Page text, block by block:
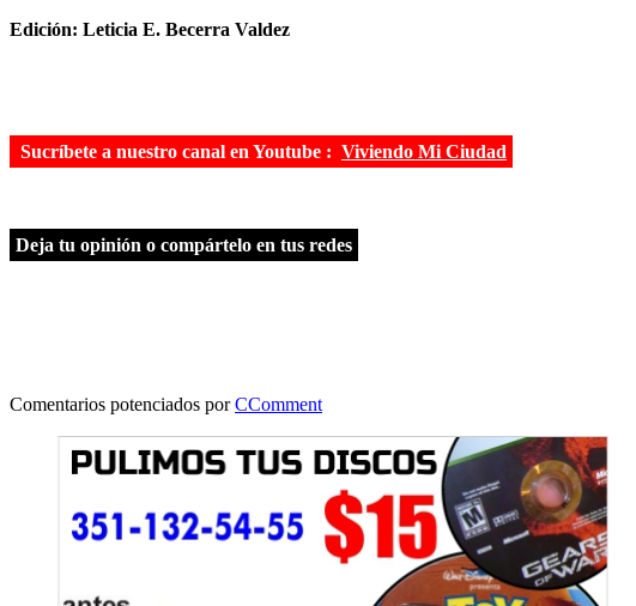
Edición: Leticia E. Becerra Valdez
Sucríbete a nuestro canal en Youtube : Viviendo Mi Ciudad
Deja tu opinión o compártelo en tus redes
Comentarios potenciados porCComment